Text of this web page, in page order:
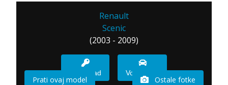
Renault
Scenic
(2003 - 2009)
Imam sad Vozio sam
Prati ovaj model Ostale fotke